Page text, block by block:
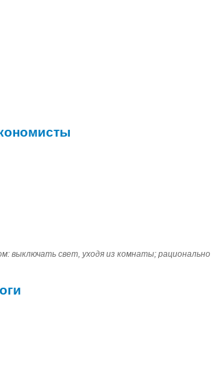
выключать свет, уходя из комнаты; рационально